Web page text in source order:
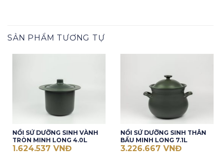
SẢN PHẨM TƯƠNG TỰ
NỒI SỨ DƯỠNG SINH VÀNH
TRÒN MINH LONG 4.0L
1.624.537 VNĐ
NỒI SỨ DƯỠNG SINH THÂN
BẦU MINH LONG 7.1L
3.226.667 VNĐ